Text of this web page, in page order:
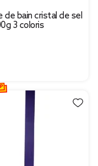
de bain cristal de sel
3 coloris